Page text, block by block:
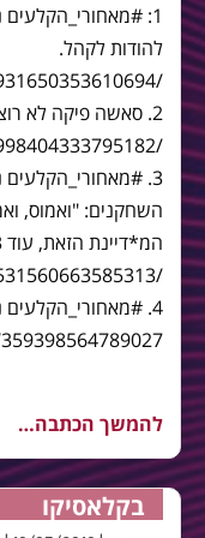
1:
להודות לקהל.
2. סאשה פיקה לא רוצה לתת נשיקה לאבא
3.
השחקנים: "ואמוס,
4. #מאחורי_הקלעים
להמשך הכתבה…
בקלאסיקו